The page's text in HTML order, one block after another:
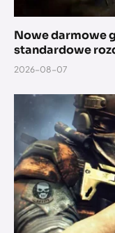
Nowe darmowe
standardowe
2026-08-07